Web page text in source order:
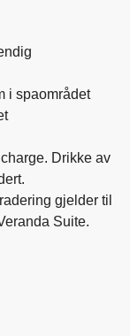
i spaområdet
Drikke av
gjelder til
Suite.